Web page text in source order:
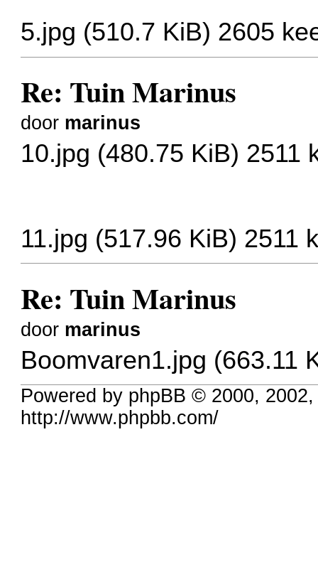
5.jpg (510.7 KiB) 2605
Re: Tuin Marinus
door marinus
10.jpg (480.75 KiB) 2511
11.jpg (517.96 KiB) 2511
Re: Tuin Marinus
door marinus
Boomvaren1.jpg (663.11
Powered by phpBB © 2000,
http://www.phpbb.com/